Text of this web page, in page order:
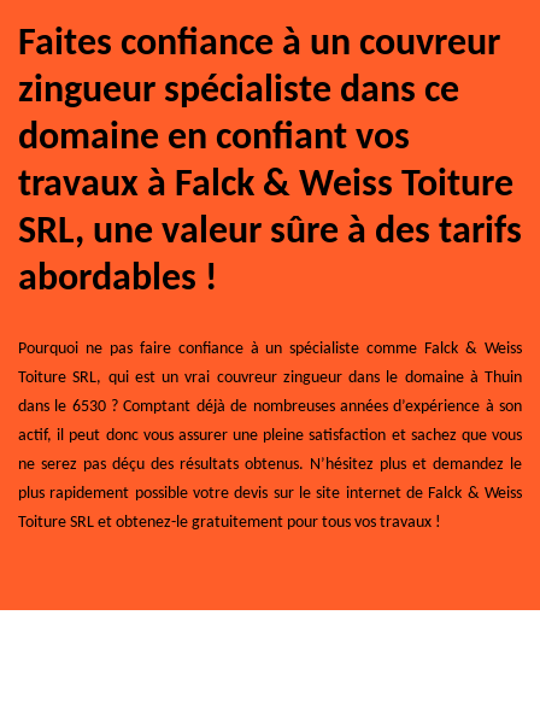
Faites confiance à un couvreur
zingueur spécialiste dans ce
domaine en confiant vos
travaux à Falck & Weiss Toiture
SRL, une valeur sûre à des tarifs
abordables !
Pourquoi ne pas faire confiance à un spécialiste comme Falck & Weiss
Toiture SRL, qui est un vrai couvreur zingueur dans le domaine à Thuin
dans le 6530 ? Comptant déjà de nombreuses années d’expérience à son
actif, il peut donc vous assurer une pleine satisfaction et sachez que vous
ne serez pas déçu des résultats obtenus. N’hésitez plus et demandez le
plus rapidement possible votre devis sur le site internet de Falck & Weiss
Toiture SRL et obtenez-le gratuitement pour tous vos travaux !